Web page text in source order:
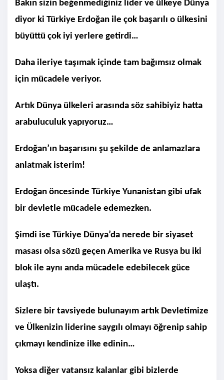
Bakın sizin beğenmediğiniz lider ve ülkeye Dünya
diyor ki Türkiye Erdoğan ile çok başarılı o ülkesini
büyüttü çok iyi yerlere getirdi…
Daha ileriye taşımak içinde tam bağımsız olmak
için mücadele veriyor.
Artık Dünya ülkeleri arasında söz sahibiyiz hatta
arabuluculuk yapıyoruz…
Erdoğan’ın başarısını şu şekilde de anlamazlara
anlatmak isterim!
Erdoğan öncesinde Türkiye Yunanistan gibi ufak
bir devletle mücadele edemezken.
Şimdi ise Türkiye Dünya’da nerede bir siyaset
masası olsa sözü geçen Amerika ve Rusya bu iki
blok ile aynı anda mücadele edebilecek güce
ulaştı.
Sizlere bir tavsiyede bulunayım artık Devletimize
ve Ülkenizin liderine saygılı olmayı öğrenip sahip
çıkmayı kendinize ilke edinin…
Yoksa diğer vatansız kalanlar gibi bizlerde